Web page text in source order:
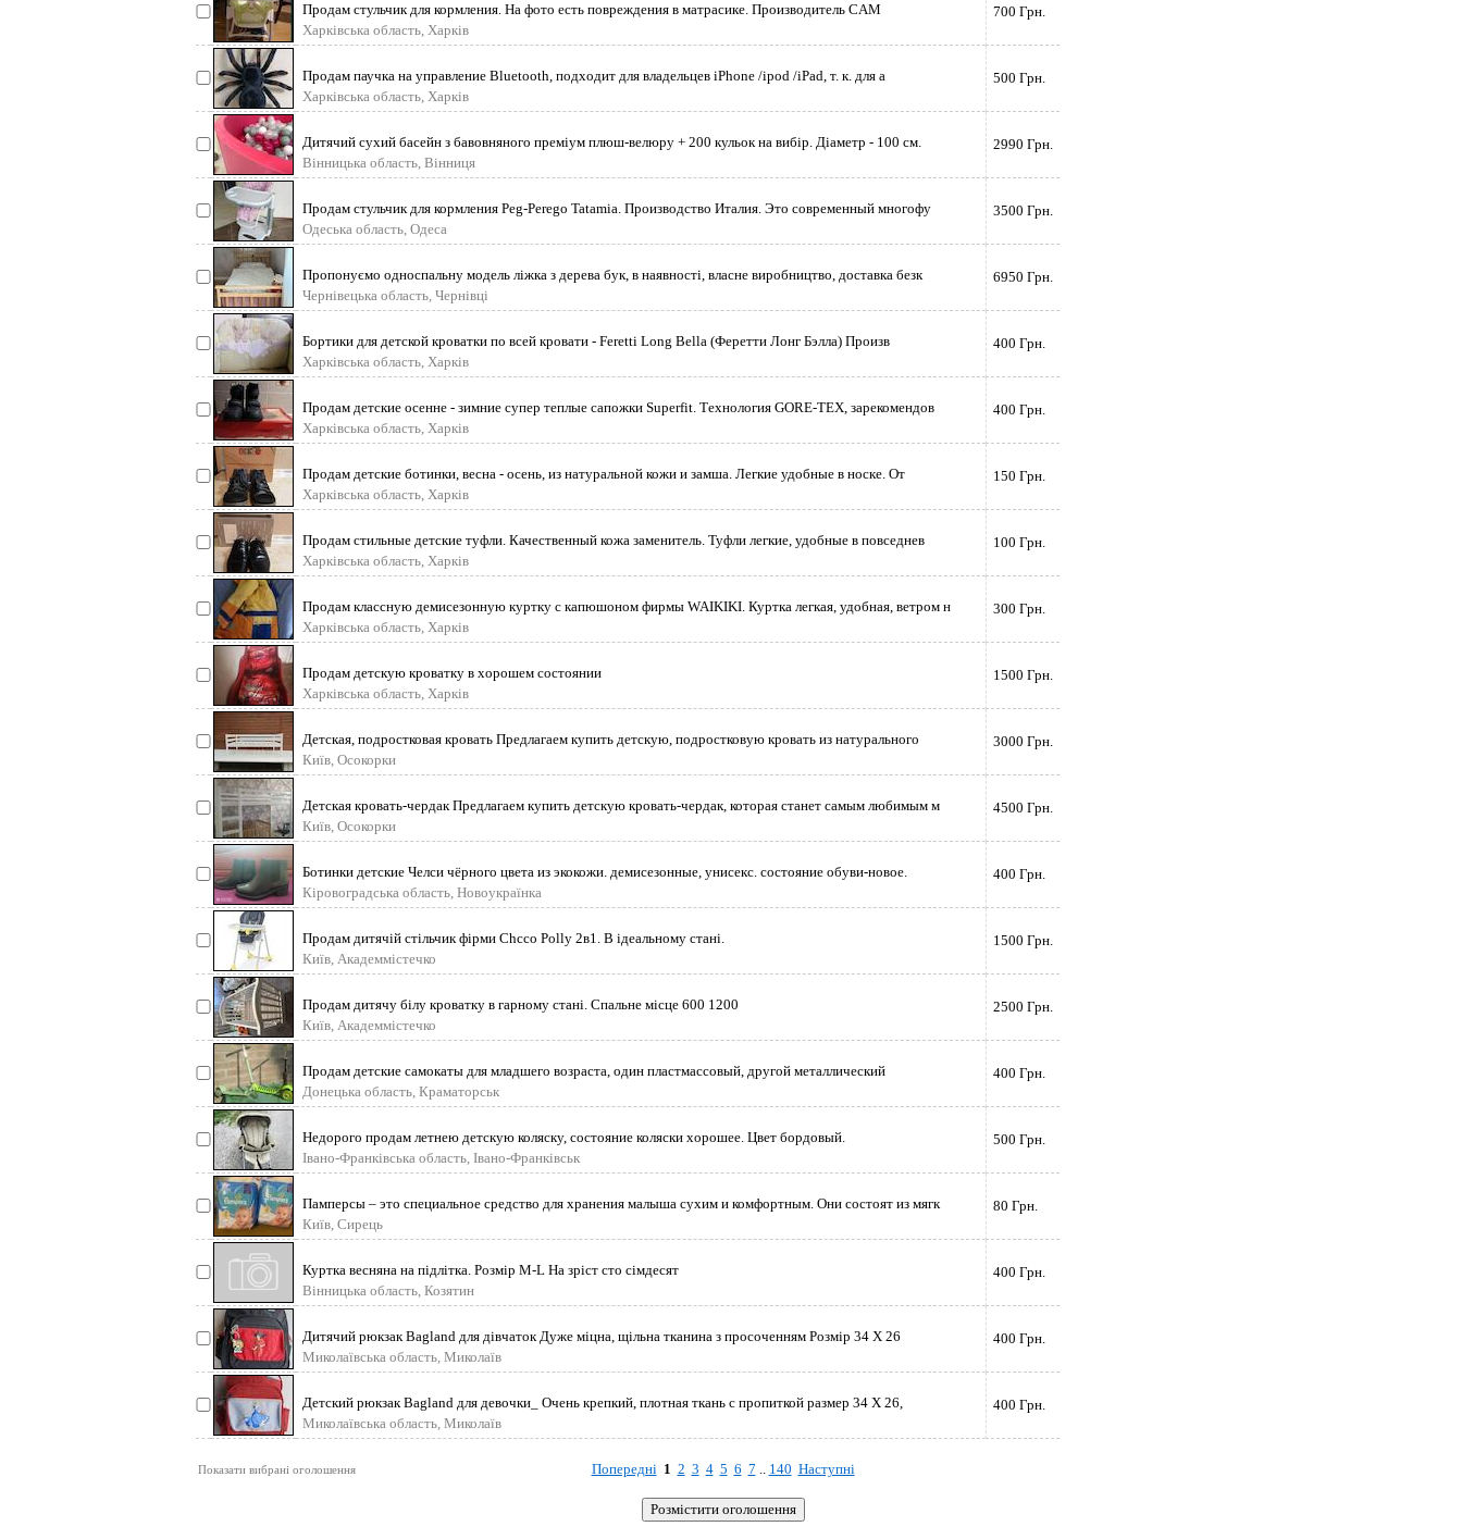
Продам стульчик для кормления. На фото есть повреждения в матрасике. Производитель CAM
Харківська область, Харків
700 Грн.
Продам паучка на управление Bluetooth, подходит для владельцев iPhone /ipod /iPad, т. к. для а
Харківська область, Харків
500 Грн.
Дитячий сухий басейн з бавовняного преміум плюш-велюру + 200 кульок на вибір. Діаметр - 100 см.
Вінницька область, Вінниця
2990 Грн.
Продам стульчик для кормления Peg-Perego Tatamia. Производство Италия. Это современный многофу
Одеська область, Одеса
3500 Грн.
Пропонуємо односпальну модель ліжка з дерева бук, в наявності, власне виробництво, доставка безк
Чернівецька область, Чернівці
6950 Грн.
Бортики для детской кроватки по всей кровати - Feretti Long Bella (Феретти Лонг Бэлла) Произв
Харківська область, Харків
400 Грн.
Продам детские осенне - зимние супер теплые сапожки Superfit. Технология GORE-TEX, зарекомендов
Харківська область, Харків
400 Грн.
Продам детские ботинки, весна - осень, из натуральной кожи и замша. Легкие удобные в носке. От
Харківська область, Харків
150 Грн.
Продам стильные детские туфли. Качественный кожа заменитель. Туфли легкие, удобные в повседнев
Харківська область, Харків
100 Грн.
Продам классную демисезонную куртку с капюшоном фирмы WAIKIKI. Куртка легкая, удобная, ветром н
Харківська область, Харків
300 Грн.
Продам детскую кроватку в хорошем состоянии
Харківська область, Харків
1500 Грн.
Детская, подростковая кровать Предлагаем купить детскую, подростковую кровать из натурального
Київ, Осокорки
3000 Грн.
Детская кровать-чердак Предлагаем купить детскую кровать-чердак, которая станет самым любимым м
Київ, Осокорки
4500 Грн.
Ботинки детские Челси чёрного цвета из экокожи. демисезонные, унисекс. состояние обуви-новое.
Кіровоградська область, Новоукраїнка
400 Грн.
Продам дитячій стільчик фірми Chcco Polly 2в1. В ідеальному стані.
Київ, Академмістечко
1500 Грн.
Продам дитячу білу кроватку в гарному стані. Спальне місце 600 1200
Київ, Академмістечко
2500 Грн.
Продам детские самокаты для младшего возраста, один пластмассовый, другой металлический
Донецька область, Краматорськ
400 Грн.
Недорого продам летнею детскую коляску, состояние коляски хорошее. Цвет бордовый.
Івано-Франківська область, Івано-Франківськ
500 Грн.
Памперсы – это специальное средство для хранения малыша сухим и комфортным. Они состоят из мягк
Київ, Сирець
80 Грн.
Куртка весняна на підлітка. Розмір М-L На зріст сто сімдесят
Вінницька область, Козятин
400 Грн.
Дитячий рюкзак Bagland для дівчаток Дуже міцна, щільна тканина з просоченням Розмір 34 Х 26
Миколаївська область, Миколаїв
400 Грн.
Детский рюкзак Bagland для девочки_ Очень крепкий, плотная ткань с пропиткой размер 34 Х 26,
Миколаївська область, Миколаїв
400 Грн.
Показати вибрані оголошення Попередні 1 2 3 4 5 6 7 .. 140 Наступні